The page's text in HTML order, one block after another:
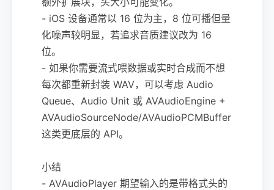
- iOS 设备通常以 16 位为主，8 位可播但量
化噪声较明显，若追求音质建议改为 16
位。
- 如果你需要流式喂数据或实时合成而不想
每次都重新封装 WAV，可以考虑 Audio
Queue、Audio Unit 或 AVAudioEngine +
AVAudioSourceNode/AVAudioPCMBuffer
这类更底层的 API。
小结
- AVAudioPlayer 期望输入的是带格式头的